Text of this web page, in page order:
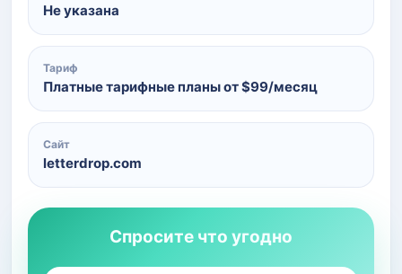
Не указана
Тариф
Платные тарифные планы от $99/месяц
Сайт
letterdrop.com
Спросите что угодно